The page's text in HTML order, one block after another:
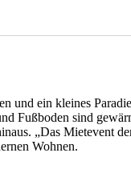
und ein kleines
Fußboden sind
„Das Mietevent
Wohnen.